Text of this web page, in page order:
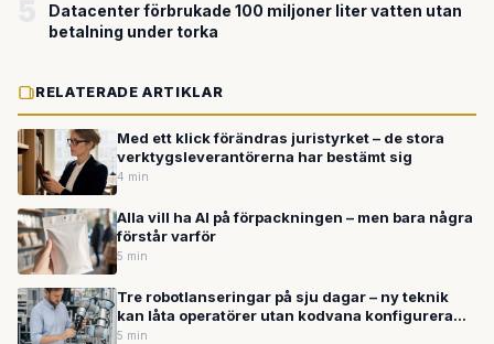
Datacenter förbrukade 100 miljoner liter vatten utan
betalning under torka
RELATERADE ARTIKLAR
Med ett klick förändras juristyrket – de stora
verktygsleverantörerna har bestämt sig
4 min
Alla vill ha AI på förpackningen – men bara några
förstår varför
5 min
Tre robotlanseringar på sju dagar – ny teknik
kan låta operatörer utan kodvana konfigurera
industrirobotar
5 min